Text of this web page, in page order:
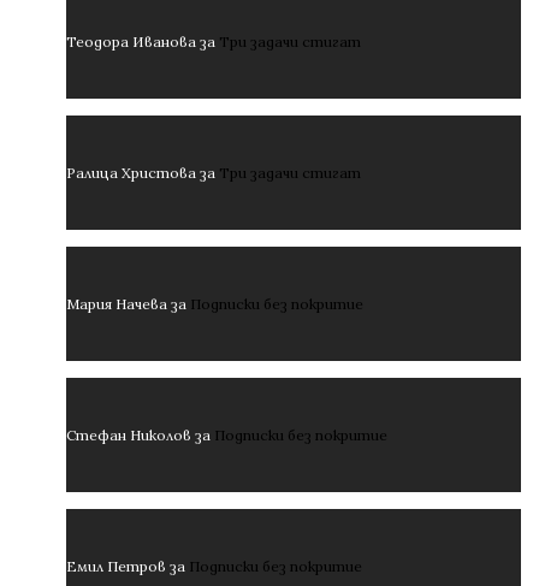
Теодора Иванова за Три задачи стигат
Ралица Христова за Три задачи стигат
Мария Начева за Подписки без покритие
Стефан Николов за Подписки без покритие
Емил Петров за Подписки без покритие